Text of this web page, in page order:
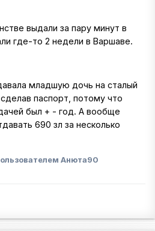
выдали за пару минут в
где-то 2 недели в Варшаве.
младшую дочь на сталый
паспорт, потому что
был + - год. А вообще
690 зл за несколько
Анюта90